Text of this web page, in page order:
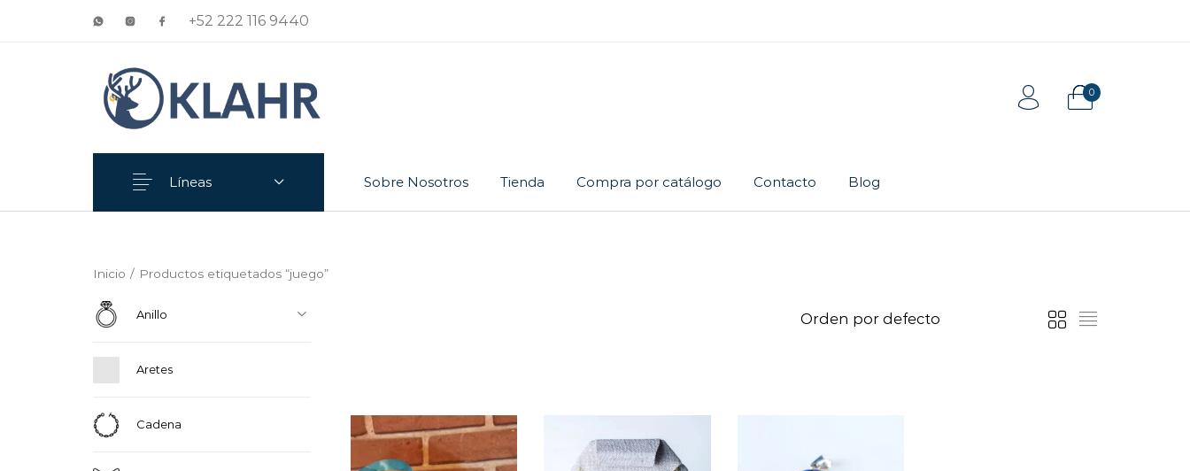
+52 222 116 9440
0
Sobre Nosotros Tienda Compra por catálogo Contacto Blog
Líneas
Inicio / Productos etiquetados “juego”
Anillo
Aretes
Cadena